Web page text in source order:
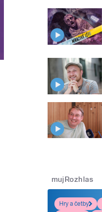
mujRozhlas
Hry a četby